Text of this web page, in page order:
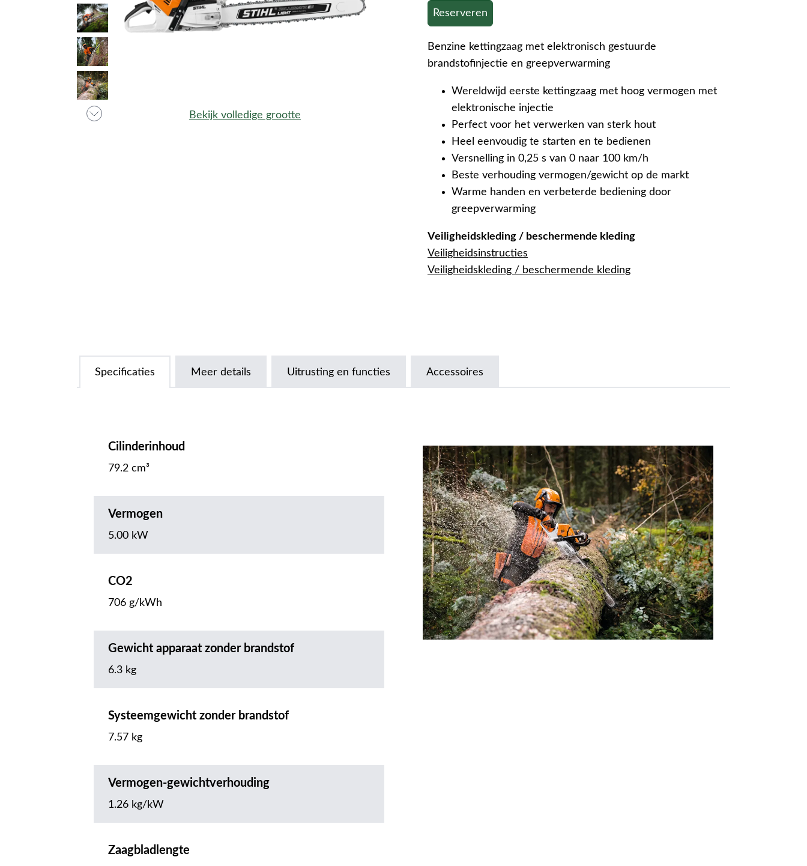
Bekijk volledige grootte
Reserveren
Benzine kettingzaag met elektronisch gestuurde
brandstofinjectie en greepverwarming
Wereldwijd eerste kettingzaag met hoog vermogen met
elektronische injectie
Perfect voor het verwerken van sterk hout
Heel eenvoudig te starten en te bedienen
Versnelling in 0,25 s van 0 naar 100 km/h
Beste verhouding vermogen/gewicht op de markt
Warme handen en verbeterde bediening door
greepverwarming
Veiligheidskleding / beschermende kleding
Veiligheidsinstructies
Veiligheidskleding / beschermende kleding
Specificaties Meer details Uitrusting en functies Accessoires
Cilinderinhoud
79.2 cm³
Vermogen
5.00 kW
CO2
706 g/kWh
Gewicht apparaat zonder brandstof
6.3 kg
Systeemgewicht zonder brandstof
7.57 kg
Vermogen-gewichtverhouding
1.26 kg/kW
Zaagbladlengte